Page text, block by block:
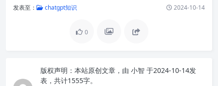
发表至： chatgpt知识 2024-10-14
0
版权声明： 本站原创文章，由 小智 于2024-10-14发
表，共计1555字。